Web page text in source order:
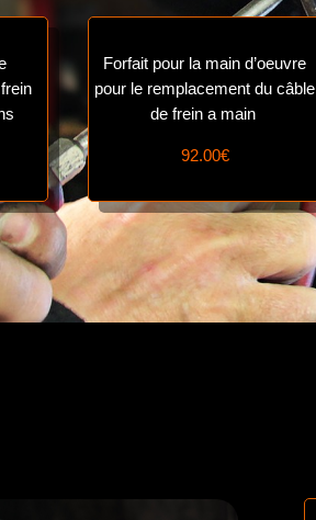
Forfait pour la main d’oeuvre
pour le remplacement du câble
de frein a main
92.00€